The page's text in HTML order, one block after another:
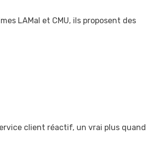
LAMal et CMU, ils proposent des
client réactif, un vrai plus quand